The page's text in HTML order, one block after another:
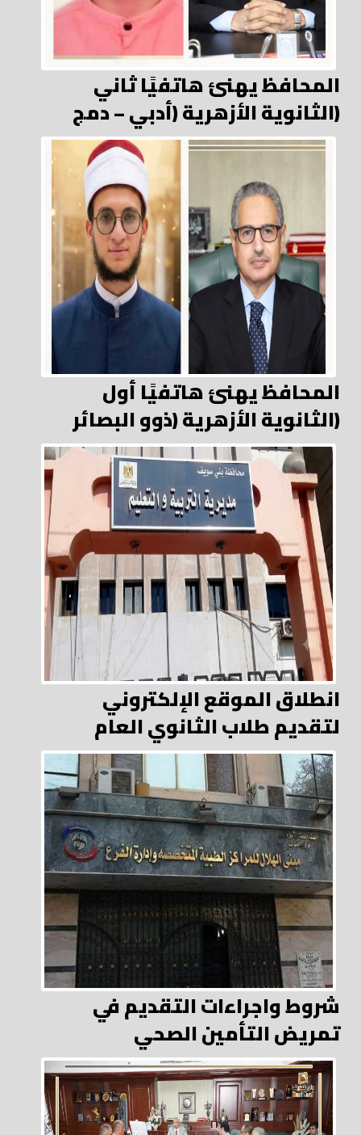
المحافظ يهنئ هاتفيًا ثاني
الثانوية الأزهرية (أدبي – دمج)
المحافظ يهنئ هاتفيًا أول
الثانوية الأزهرية (ذوو البصائر)
انطلاق الموقع الإلكتروني
لتقديم طلاب الثانوي العام
شروط واجراءات التقديم في
تمريض التأمين الصحي